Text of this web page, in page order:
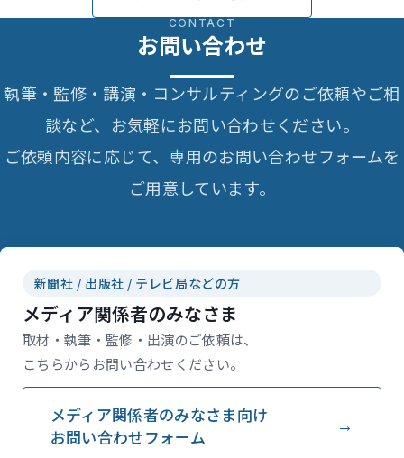
CONTACT
お問い合わせ
執筆・監修・講演・コンサルティングのご依頼やご相
談など、お気軽にお問い合わせください。
ご依頼内容に応じて、専用のお問い合わせフォームを
ご用意しています。
新聞社 / 出版社 / テレビ局などの方
メディア関係者のみなさま
取材・執筆・監修・出演のご依頼は、
こちらからお問い合わせください。
メディア関係者のみなさま向け
お問い合わせフォーム